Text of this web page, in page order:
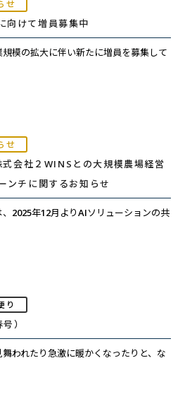
せ
向けて増員募集中
模の拡大に伴い新たに増員を募集して
せ
会社２WINSとの大規模農場経営
ンチに関するお知らせ
2025年12月よりAIソリューションの共
り
）
われたり急激に暖かくなったりと、な